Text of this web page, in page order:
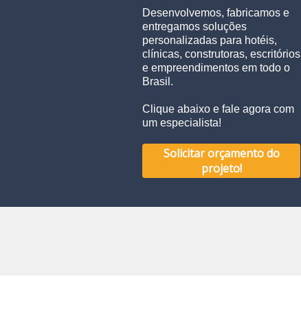
Desenvolvemos, fabricamos e
entregamos soluções
personalizadas para hotéis,
clínicas, construtoras, escritórios
e empreendimentos em todo o
Brasil.
Clique abaixo e fale agora com
um especialista!
Solicitar orçamento do
projeto!